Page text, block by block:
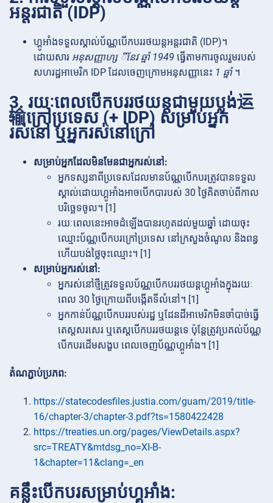
អន្តរជាតិ (IDP)
ហ្គូអាំងទទួលស្គាល់ប័ណ្ណបើកបររថយន្តអន្តរជាតិ (IDP)។
ដោយសារ អនុសញ្ញាហ្ស ីនែវ ឆ្នាំ 1949 ធ្វើតាមការចូលរួមរបស់
សហរដ្ឋអាមេរិក IDP ដែលចេញក្រោមអនុសញ្ញានេះ 1 ឆ្នាំ។
3. រយៈពេលបើកបររថយន្តជាមួយប្លង់运
输ក្រៅប្រទេស (+ IDP) សម្រាប់អ្នក
រស់នៅ ឬអ្នករស់នៅក្រៅ
សម្រាប់អ្នកដែលមិនមែនជាអ្នករស់នៅ:
អ្នកទស្សនាពីប្រទេសដែលមានប័ណ្ណបើកបរត្រូវបានទទួល
ស្គាល់ដោយហ្គូអាំងអាចបើកបារបស់ 30 ថ្ងៃគិតចាប់ពីកាល
បរិច្ឆេទចូល។ [1]
រយៈពេលនេះអាចដំឡើងបានរហូតដល់មួយឆ្នាំ ដោយចុះ
ឈ្មោះប័ណ្ណបើកបរក្រៅប្រទេស នៅក្រសួងចំណូល និងពន្ធ
ហើយបង់ថ្លៃចុះឈ្មោះ។ [1]
សម្រាប់អ្នករស់នៅ:
អ្នករស់នៅថ្មីត្រូវទទួលប័ណ្ណបើកបររថយន្តហ្គូអាំងក្នុងរយៈ
ពេល 30 ថ្ងៃក្រោយពីបង្កើតទីលំនៅ។ [1]
អ្នកកាន់ប័ណ្ណបើកបររបស់រដ្ឋ ឬដែនដីអាមេរិកមិនចាំបាច់ធ្វើ
តេស្តសរសេរ ឬតេស្តបើកបររថយន្តទេ ប៉ុន្តែត្រូវប្រគល់ប័ណ្ណ
បើកបរដើមសង្ខប ពេលចេញប័ណ្ណហ្គូអាំង។ [1]
តំណភ្ជាប់ប្រភព:
https://statecodesfiles.justia.com/guam/2019/title-
16/chapter-3/chapter-3.pdf?ts=1580422428
https://treaties.un.org/pages/ViewDetails.aspx?
src=TREATY&mtdsg_no=XI-B-
1&chapter=11&clang=_en
គន្លឹះបើកបរសម្រាប់ហ្គូអាំង: